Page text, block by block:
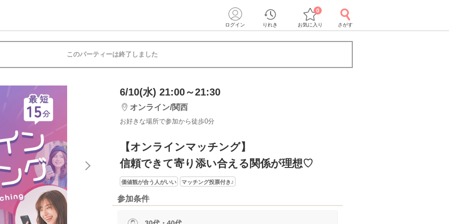
ログイン りれき お気に入り
0
さがす
このパーティーは終了しました
6/10(水) 21:00～21:30
オンライン/関西
お好きな場所で参加から徒歩0分
【オンラインマッチング】
信頼できて寄り添い合える関係が理想♡
価値観が合う人がいい マッチング投票付き♪
参加条件